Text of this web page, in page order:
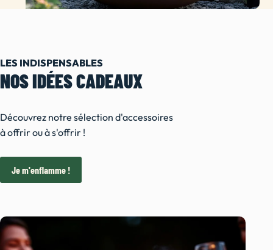
LES INDISPENSABLES
NOS IDÉES CADEAUX
Découvrez notre sélection d'accessoires
à offrir ou à s'offrir !
Je m'enflamme !